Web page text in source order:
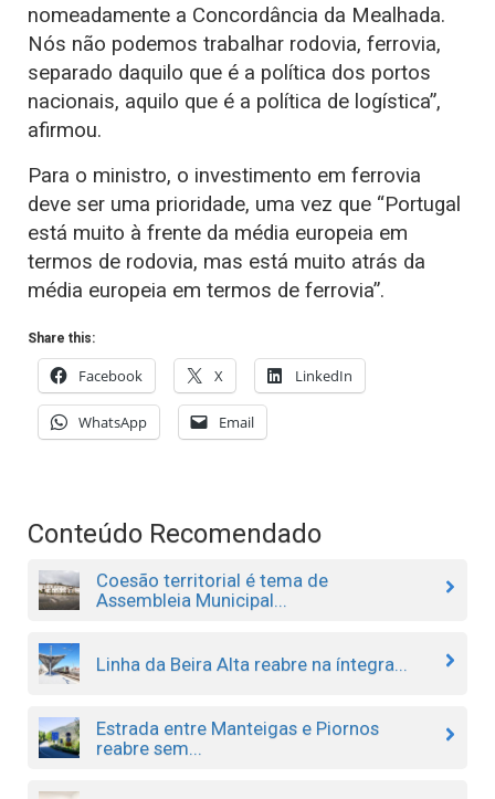
nomeadamente a Concordância da Mealhada.
Nós não podemos trabalhar rodovia, ferrovia,
separado daquilo que é a política dos portos
nacionais, aquilo que é a política de logística”,
afirmou.
Para o ministro, o investimento em ferrovia
deve ser uma prioridade, uma vez que “Portugal
está muito à frente da média europeia em
termos de rodovia, mas está muito atrás da
média europeia em termos de ferrovia”.
Share this:
Facebook X LinkedIn
WhatsApp Email
Conteúdo Recomendado
Coesão territorial é tema de
Assembleia Municipal...
Linha da Beira Alta reabre na íntegra...
Estrada entre Manteigas e Piornos
reabre sem...